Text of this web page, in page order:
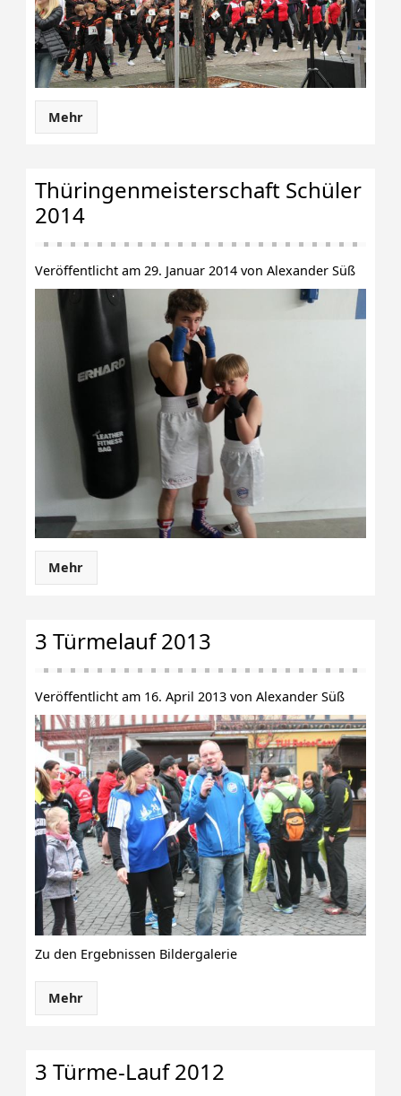
Mehr
Thüringenmeisterschaft Schüler
2014
Veröffentlicht am 29. Januar 2014 von Alexander Süß
Mehr
3 Türmelauf 2013
Veröffentlicht am 16. April 2013 von Alexander Süß
Zu den Ergebnissen Bildergalerie
Mehr
3 Türme-Lauf 2012